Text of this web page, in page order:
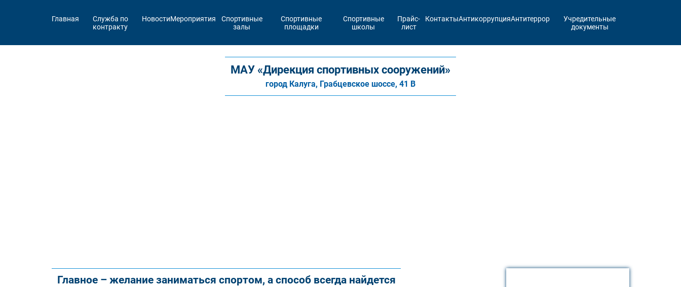
Главная
Служба по
контракту
НовостиМероприятия
Спортивные
залы
Спортивные
площадки
Спортивные
школы
Прайс-
лист
КонтактыАнтикоррупцияАнтитеррор
Учредительные
документы
МАУ «Дирекция спортивных сооружений»
город Калуга, Грабцевское шоссе, 41 В
Главное – желание заниматься спортом, а способ всегда найдется